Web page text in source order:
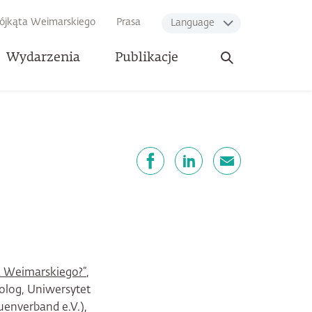
Weimarskiego Prasa Language
Wydarzenia Publikacje
Otwórz
wyszukiwarkę
,
Uniwersytet
e.V.),